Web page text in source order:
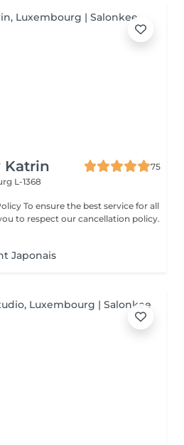
Katrin
75
L-1368
To ensure the best service for all
to respect our cancellation policy.
Japonais